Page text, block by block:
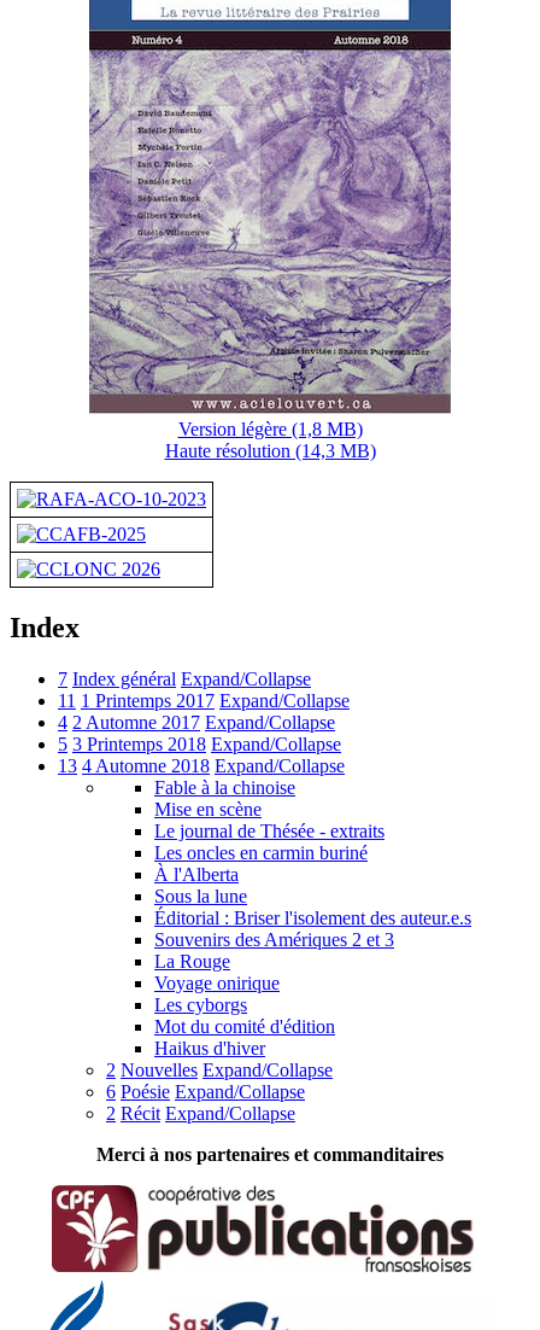
Version légère (1,8 MB)
Haute résolution (14,3 MB)
Index
7 Index général Expand/Collapse
11 1 Printemps 2017 Expand/Collapse
4 2 Automne 2017 Expand/Collapse
5 3 Printemps 2018 Expand/Collapse
13 4 Automne 2018 Expand/Collapse
Fable à la chinoise
Mise en scène
Le journal de Thésée - extraits
Les oncles en carmin buriné
À l'Alberta
Sous la lune
Éditorial : Briser l'isolement des auteur.e.s
Souvenirs des Amériques 2 et 3
La Rouge
Voyage onirique
Les cyborgs
Mot du comité d'édition
Haikus d'hiver
2 Nouvelles Expand/Collapse
6 Poésie Expand/Collapse
2 Récit Expand/Collapse
Merci à nos partenaires et commanditaires